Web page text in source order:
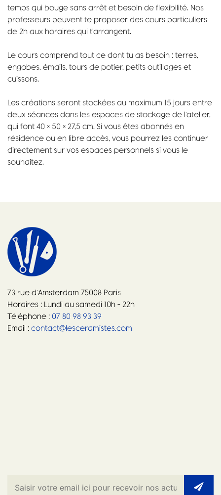
temps qui bouge sans arrêt et besoin de flexibilité. Nos
professeurs peuvent te proposer des cours particuliers
de 2h aux horaires qui t’arrangent.
Le cours comprend tout ce dont tu as besoin : terres,
engobes, émails, tours de potier, petits outillages et
cuissons.
Les créations seront stockées au maximum 15 jours entre
deux séances dans les espaces de stockage de l’atelier,
qui font 40 × 50 × 27,5 cm. Si vous êtes abonnés en
résidence ou en libre accès, vous pourrez les continuer
directement sur vos espaces personnels si vous le
souhaitez.
73 rue d’Amsterdam 75008 Paris
Horaires : Lundi au samedi 10h – 22h
Téléphone : 07 80 98 93 39
Email :contact@lesceramistes.com